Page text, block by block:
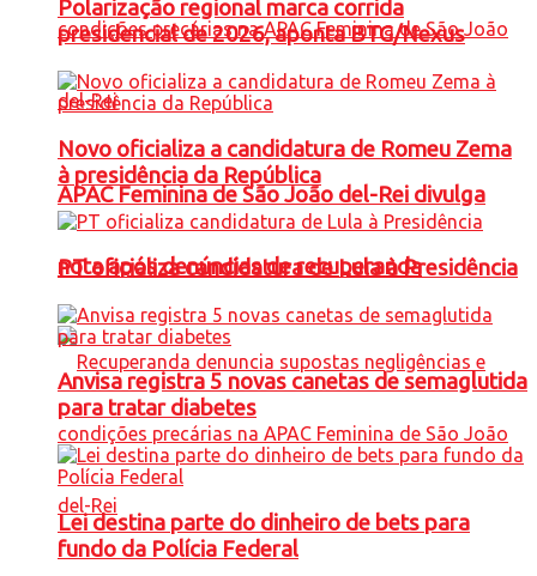
APAC Feminina de São João del-Rei divulga
nota após denúncias de recuperanda
Polarização regional marca corrida
presidencial de 2026, aponta BTG/Nexus
Novo oficializa a candidatura de Romeu Zema
à presidência da República
PT oficializa candidatura de Lula à Presidência
Anvisa registra 5 novas canetas de semaglutida
para tratar diabetes
Lei destina parte do dinheiro de bets para
fundo da Polícia Federal